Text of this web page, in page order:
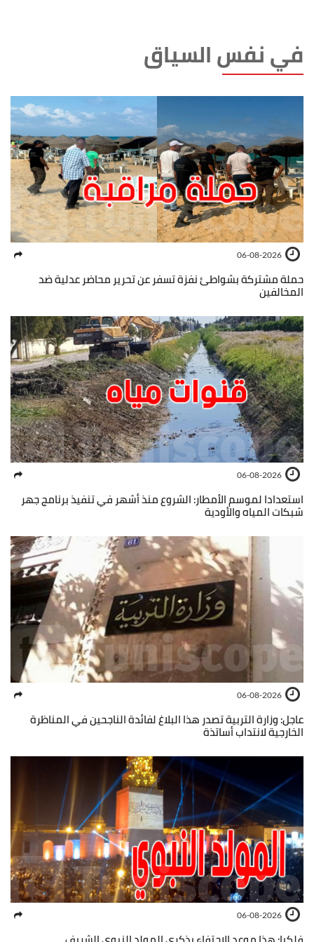
في نفس السياق
06-08-2026
حملة مشتركة بشواطئ نفزة تسفر عن تحرير محاضر عدلية ضد
المخالفين
06-08-2026
استعدادا لموسم الأمطار: الشروع منذ أشهر في تنفيذ برنامج جهر
شبكات المياه والأودية
06-08-2026
عاجل: وزارة التربية تصدر هذا البلاغ لفائدة الناجحين في المناظرة
الخارجية لانتداب أساتذة
06-08-2026